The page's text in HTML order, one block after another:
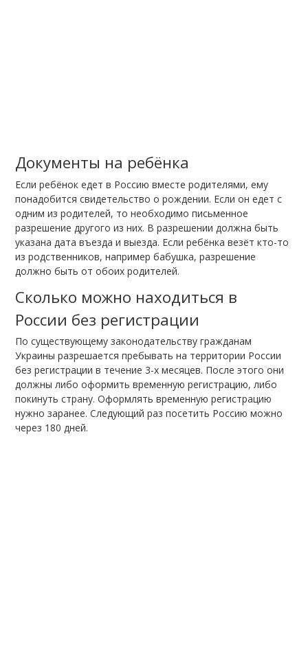
Документы на ребёнка
Если ребёнок едет в Россию вместе родителями, ему
понадобится свидетельство о рождении. Если он едет с
одним из родителей, то необходимо письменное
разрешение другого из них. В разрешении должна быть
указана дата въезда и выезда. Если ребёнка везёт кто-то
из родственников, например бабушка, разрешение
должно быть от обоих родителей.
Сколько можно находиться в
России без регистрации
По существующему законодательству гражданам
Украины разрешается пребывать на территории России
без регистрации в течение 3-х месяцев. После этого они
должны либо оформить временную регистрацию, либо
покинуть страну. Оформлять временную регистрацию
нужно заранее. Следующий раз посетить Россию можно
через 180 дней.